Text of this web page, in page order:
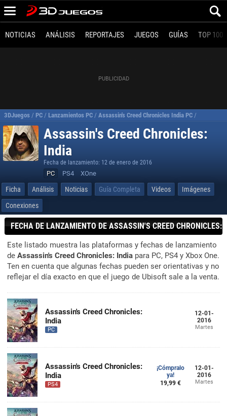
NOTICIAS ANÁLISIS REPORTAJES JUEGOS GUÍAS TOP 100
3DJuegos / PC / Lanzamientos PC / Assassin's Creed Chronicles India PC /
Assassin's Creed Chronicles:
India
Fecha de lanzamiento: 12 de enero de 2016
PC PS4 XOne
Ficha Análisis Noticias Guía Completa Videos
Imágenes
Conexiones
FECHA DE LANZAMIENTO DE ASSASSIN'S CREED CHRONICLES:
Este listado muestra las plataformas y fechas de lanzamiento
de Assassin's Creed Chronicles: India para PC, PS4 y Xbox One.
Ten en cuenta que algunas fechas pueden ser orientativas y no
reflejar el día exacto en que el juego de Ubisoft sale a la venta.
Assassin's Creed Chronicles:
India
PC
12-01-
2016
Martes
Assassin's Creed Chronicles:
India
PS4
¡Cómpralo
ya!
19,99 €
12-01-
2016
Martes